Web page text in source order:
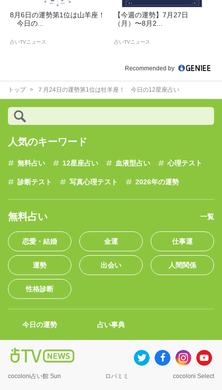
8月6日の運勢第1位は山羊座！
今日の...
占いTVニュース
【今週の運勢】7月27日
（月）〜8月2...
占いTVニュース
Recommended by
トップ ７月24日の運勢第1位は牡羊座！ 今日の12星座占い
人気のキーワード
無料占い 12星座占い 血液型占い 心理テスト
診断テスト 写真心理テスト 2026年の運勢
無料占い 一覧
恋愛・結婚 金運 仕事運
運勢 出会い 人間関係
性格診断
今日の運勢 占い事典
cocoloni占い館 Sun ロバミミ cocoloni Select